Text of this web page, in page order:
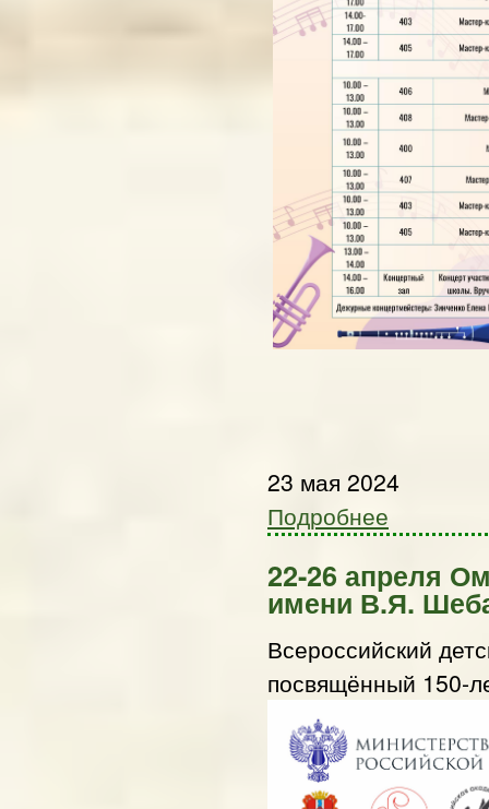
23 мая 2024
Подробнее
22-26 апреля
имени В.Я.
Всероссийский
посвящённый 150-